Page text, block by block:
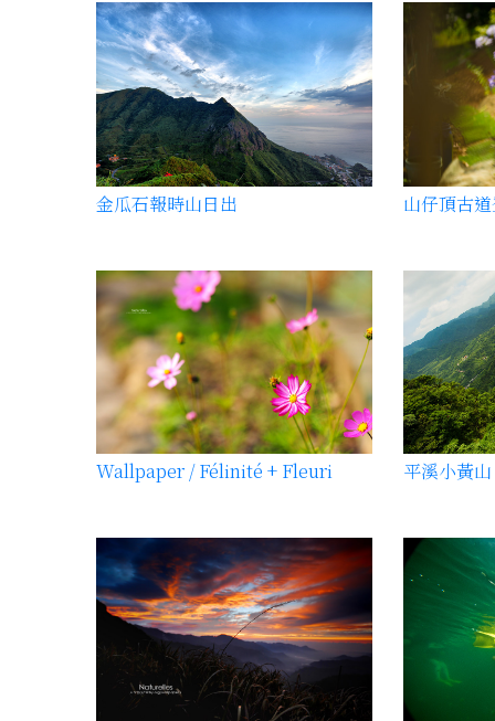
金瓜石報時山日出 山仔頂古
Wallpaper / Félinité + Fleuri